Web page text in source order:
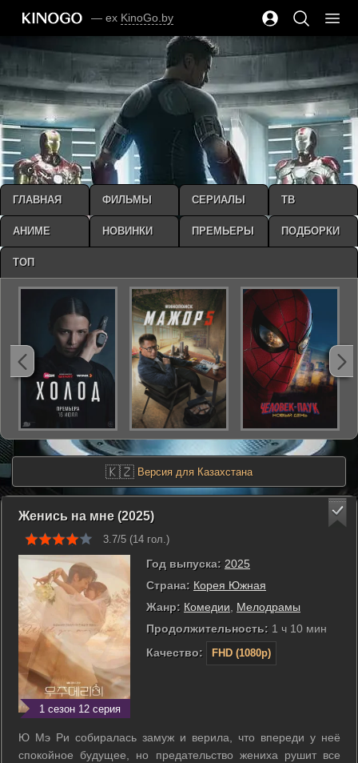
— ex KinoGo.by
🇰🇿 Версия для Казахстана
Женись на мне (2025)
3.7/5 (14 гол.)
1 сезон 12 серия
Год выпуска: 2025
Страна: Корея Южная
Жанр: Комедии
Мелодрамы
Продолжительность: 1 ч 10 мин
Качество:
FHD (1080p)
Ю Мэ Ри собиралась замуж и верила, что впереди у неё
спокойное будущее, но предательство жениха рушит все
ГЛАВНАЯ ФИЛЬМЫ СЕРИАЛЫ ТВ
АНИМЕ НОВИНКИ ПРЕМЬЕРЫ ПОДБОРКИ
ТОП